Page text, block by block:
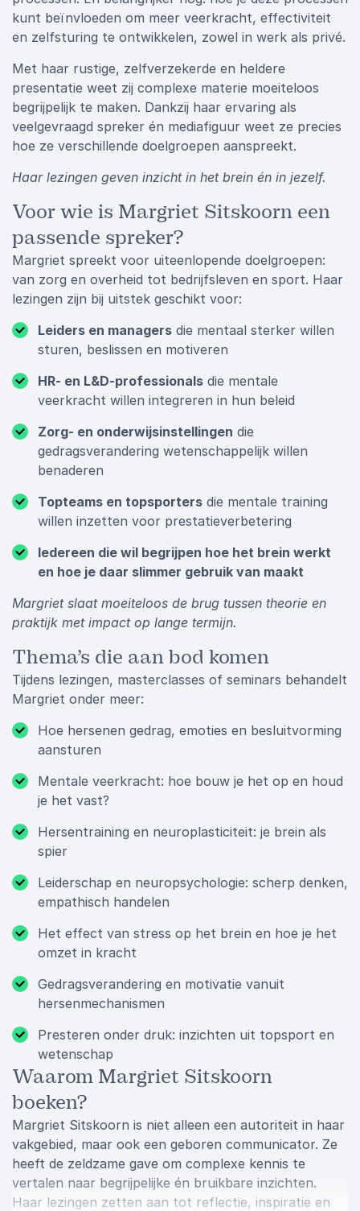
kunt beïnvloeden om meer veerkracht, effectiviteit
en zelfsturing te ontwikkelen, zowel in werk als privé.
Met haar rustige, zelfverzekerde en heldere
presentatie weet zij complexe materie moeiteloos
begrijpelijk te maken. Dankzij haar ervaring als
veelgevraagd spreker én mediafiguur weet ze precies
hoe ze verschillende doelgroepen aanspreekt.
Haar lezingen geven inzicht in het brein én in jezelf.
Voor wie is Margriet Sitskoorn een
passende spreker?
Margriet spreekt voor uiteenlopende doelgroepen:
van zorg en overheid tot bedrijfsleven en sport. Haar
lezingen zijn bij uitstek geschikt voor:
Leiders en managers die mentaal sterker willen
sturen, beslissen en motiveren
HR- en L&D-professionals die mentale
veerkracht willen integreren in hun beleid
Zorg- en onderwijsinstellingen die
gedragsverandering wetenschappelijk willen
benaderen
Topteams en topsporters die mentale training
willen inzetten voor prestatieverbetering
Iedereen die wil begrijpen hoe het brein werkt
en hoe je daar slimmer gebruik van maakt
Margriet slaat moeiteloos de brug tussen theorie en
praktijk met impact op lange termijn.
Thema’s die aan bod komen
Tijdens lezingen, masterclasses of seminars behandelt
Margriet onder meer:
Hoe hersenen gedrag, emoties en besluitvorming
aansturen
Mentale veerkracht: hoe bouw je het op en houd
je het vast?
Hersentraining en neuroplasticiteit: je brein als
spier
Leiderschap en neuropsychologie: scherp denken,
empathisch handelen
Het effect van stress op het brein en hoe je het
omzet in kracht
Gedragsverandering en motivatie vanuit
hersenmechanismen
Presteren onder druk: inzichten uit topsport en
wetenschap
Waarom Margriet Sitskoorn
boeken?
Margriet Sitskoorn is niet alleen een autoriteit in haar
vakgebied, maar ook een geboren communicator. Ze
heeft de zeldzame gave om complexe kennis te
vertalen naar begrijpelijke én bruikbare inzichten.
Haar lezingen zetten aan tot reflectie, inspiratie en